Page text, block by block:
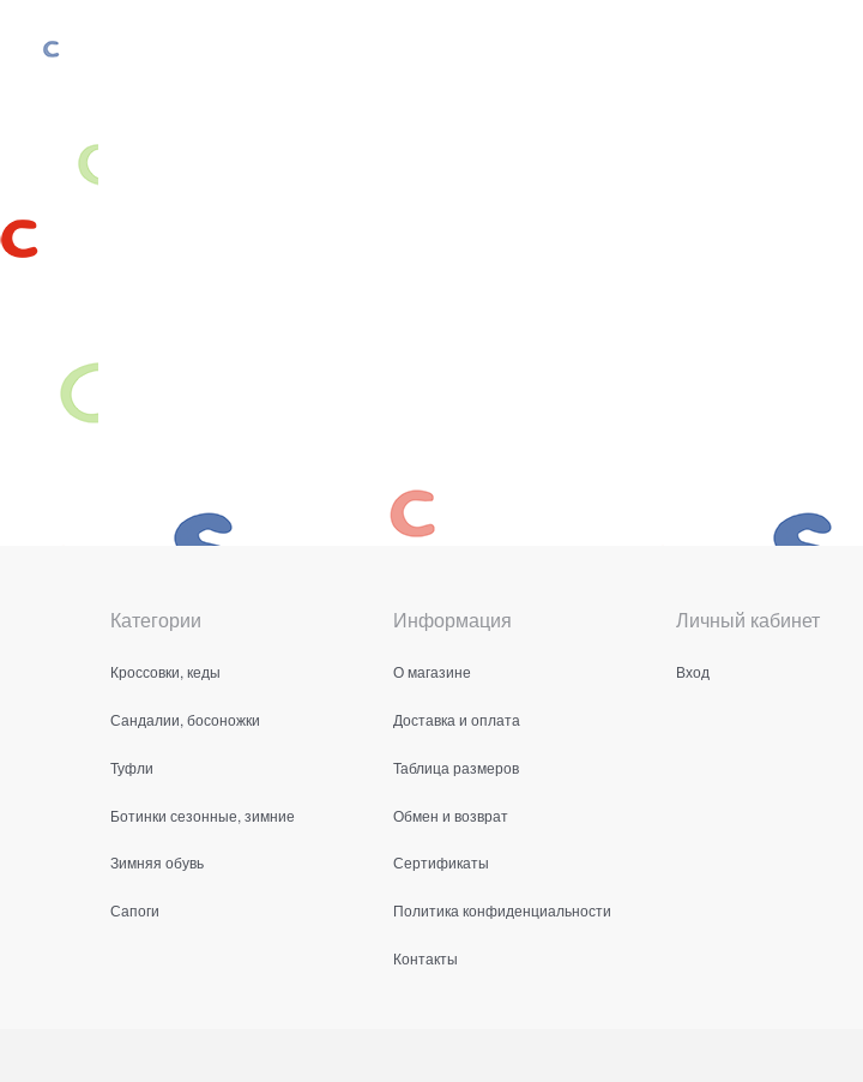
Категории
Кроссовки, кеды
Сандалии, босоножки
Туфли
Ботинки сезонные, зимние
Зимняя обувь
Сапоги
Информация
О магазине
Доставка и оплата
Таблица размеров
Обмен и возврат
Сертификаты
Политика конфиденциальности
Контакты
Личный кабинет
Вход